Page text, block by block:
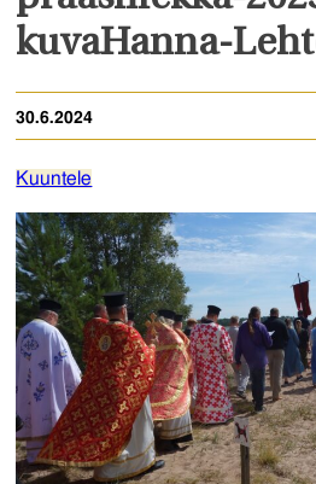
Tule mukaan
Yhteystiedot
kuvaHanna-
30.6.2024
Kuuntele